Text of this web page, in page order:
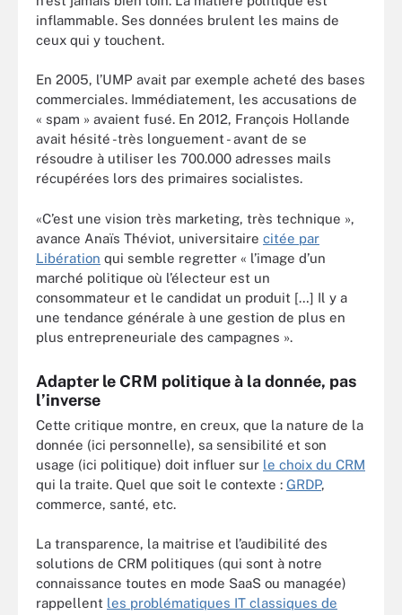
inflammable. Ses données brulent les mains de
ceux qui y touchent.
En 2005, l’UMP avait par exemple acheté des bases
commerciales. Immédiatement, les accusations de
« spam » avaient fusé. En 2012, François Hollande
avait hésité -très longuement - avant de se
résoudre à utiliser les 700.000 adresses mails
récupérées lors des primaires socialistes.
«C’est une vision très marketing, très technique »,
avance Anaïs Théviot, universitaire citée par
Libération qui semble regretter « l’image d’un
marché politique où l’électeur est un
consommateur et le candidat un produit […] Il y a
une tendance générale à une gestion de plus en
plus entrepreneuriale des campagnes ».
Adapter le CRM politique à la donnée, pas
l’inverse
Cette critique montre, en creux, que la nature de la
donnée (ici personnelle), sa sensibilité et son
usage (ici politique) doit influer sur le choix du CRM
qui la traite. Quel que soit le contexte : GRDP,
commerce, santé, etc.
La transparence, la maitrise et l’audibilité des
solutions de CRM politiques (qui sont à notre
connaissance toutes en mode SaaS ou managée)
rappellent les problématiques IT classiques de